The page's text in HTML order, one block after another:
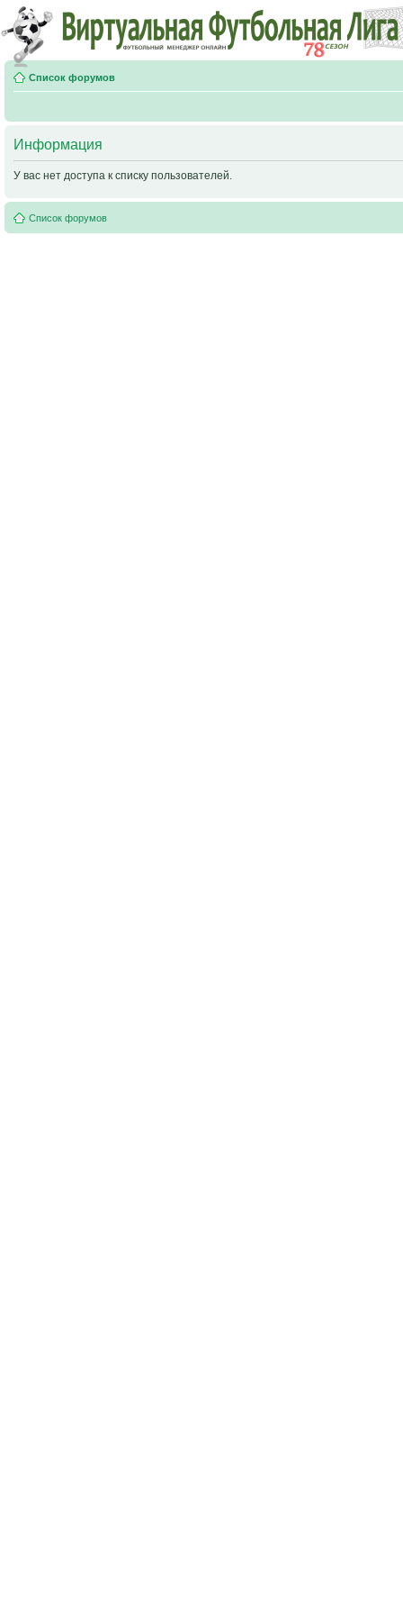
Список форумов
Информация
У вас нет доступа к списку пользователей.
Список форумов